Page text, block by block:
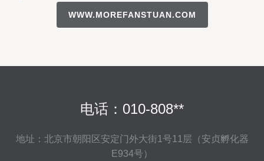
WWW.MOREFANSTUAN.COM
电话：010-808**
地址：北京市朝阳区安定门外大街1号11层（安贞孵化器
E934号）